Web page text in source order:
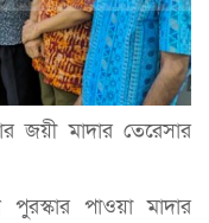
জয়ী মাদার তেরেসার
পাওয়া মাদার